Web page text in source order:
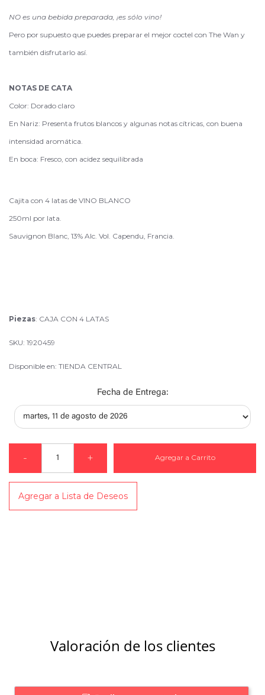
NO es una bebida preparada, ¡es sólo vino!
Pero por supuesto que puedes preparar el mejor coctel con The Wan y
también disfrutarlo así.
NOTAS DE CATA
Color: Dorado claro
En Nariz: Presenta frutos blancos y algunas notas cítricas, con buena
intensidad aromática.
En boca: Fresco, con acidez sequilibrada
Cajita con 4 latas de VINO BLANCO
250ml por lata.
Sauvignon Blanc, 13% Alc. Vol. Capendu, Francia.
Piezas: CAJA CON 4 LATAS
SKU: 1920459
Disponible en: TIENDA CENTRAL
Fecha de Entrega:
- + Agregar a Carrito
Agregar a Lista de Deseos